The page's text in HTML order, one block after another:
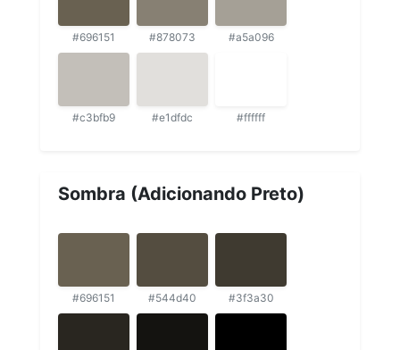
#696151 #878073 #a5a096
#c3bfb9 #e1dfdc #ffffff
Sombra (Adicionando Preto)
#696151 #544d40 #3f3a30